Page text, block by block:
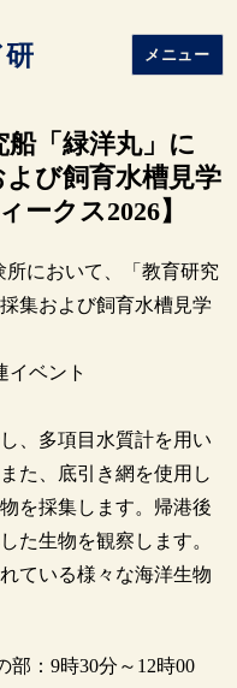
研 メニュー
「緑洋丸」に
び飼育水槽見学
ークス2026】
所において、「教育研究
集および飼育水槽見学
イベント
多項目水質計を用い
た、底引き網を使用し
を採集します。帰港後
た生物を観察します。
ている様々な海洋生物
部：9時30分～12時00